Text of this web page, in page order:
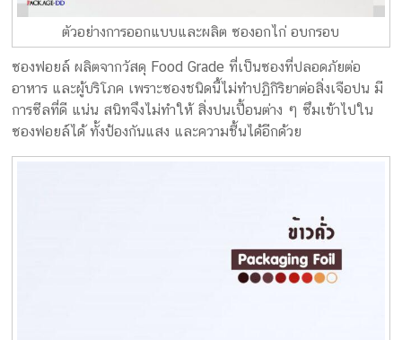
ตัวอย่างการออกแบบและผลิต ซองอกไก่ อบกรอบ
ซองฟอยล์ ผลิตจากวัสดุ Food Grade ที่เป็นซองที่ปลอดภัยต่อ
อาหาร และผู้บริโภค เพราะซองชนิดนี้ไม่ทำปฏิกิริยาต่อสิ่งเจือปน มี
การซีลที่ดี แน่น สนิทจึงไม่ทำให้ สิ่งปนเปื้อนต่าง ๆ ซึมเข้าไปใน
ซองฟอยล์ได้ ทั้งป้องกันแสง และความชื้นได้อีกด้วย